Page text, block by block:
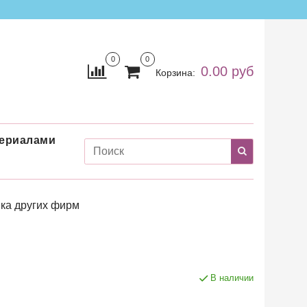
0 0
Корзина: 0.00 руб
других фирм
В наличии